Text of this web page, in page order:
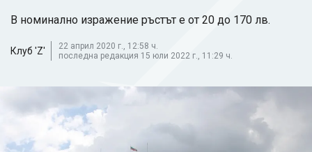
В номинално изражение ръстът е от 20 до 170 лв.
Клуб 'Z'
22 април 2020 г., 12:58 ч.
последна редакция 15 юли 2022 г., 11:29 ч.